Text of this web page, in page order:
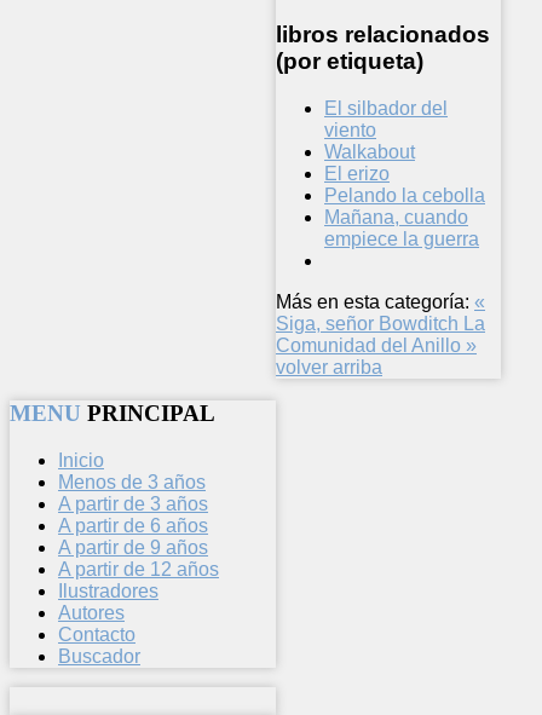
libros relacionados
(por etiqueta)
El silbador del
viento
Walkabout
El erizo
Pelando la cebolla
Mañana, cuando
empiece la guerra
Más en esta categoría: «
Siga, señor Bowditch La
Comunidad del Anillo »
volver arriba
MENU PRINCIPAL
Inicio
Menos de 3 años
A partir de 3 años
A partir de 6 años
A partir de 9 años
A partir de 12 años
Ilustradores
Autores
Contacto
Buscador